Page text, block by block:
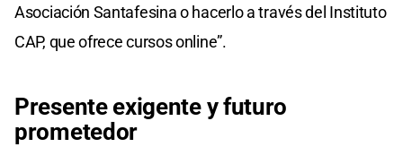
Asociación Santafesina o hacerlo a través del Instituto
CAP, que ofrece cursos online”.
Presente exigente y futuro
prometedor